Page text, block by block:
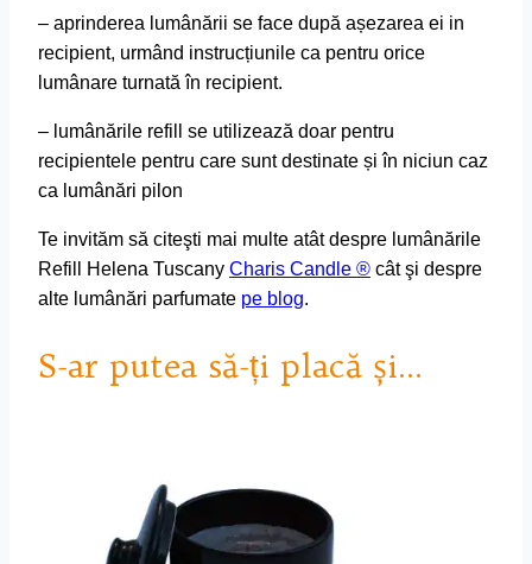
– aprinderea lumânării se face după așezarea ei in
recipient, urmând instrucțiunile ca pentru orice
lumânare turnată în recipient.
– lumânările refill se utilizează doar pentru
recipientele pentru care sunt destinate și în niciun caz
ca lumânări pilon
Te invităm să citeşti mai multe atât despre lumânările
Refill Helena Tuscany Charis Candle ® cât şi despre
alte lumânări parfumate pe blog.
S-ar putea să-ți placă și…